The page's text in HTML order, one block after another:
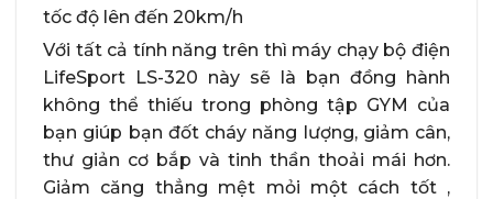
tốc độ lên đến 20km/h
Với tất cả tính năng trên thì máy chạy bộ điện
LifeSport LS-320 này sẽ là bạn đồng hành
không thể thiếu trong phòng tập GYM của
bạn giúp bạn đốt cháy năng lượng, giảm cân,
thư giản cơ bắp và tinh thần thoải mái hơn.
Giảm căng thẳng mệt mỏi một cách tốt ,